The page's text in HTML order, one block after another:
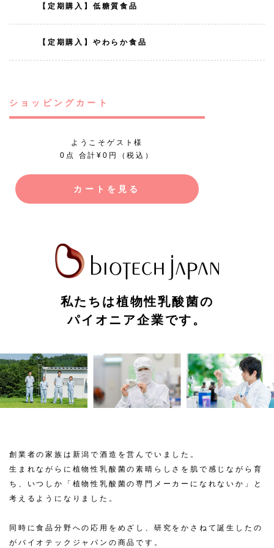
【定期購入】低糖質食品
【定期購入】やわらか食品
ショッピングカート
ようこそゲスト様
0点 合計¥0円（税込）
カートを見る
私たちは植物性乳酸菌の
パイオニア企業です。
創業者の家族は新潟で酒造を営んでいました。
生まれながらに植物性乳酸菌の素晴らしさを肌で感じながら育
ち、 いつしか「植物性乳酸菌の専門メーカーになれないか」と
考えるようになりました。
同時に食品分野への応用をめざし、研究をかさねて誕生したの
が バイオテックジャパンの商品です。